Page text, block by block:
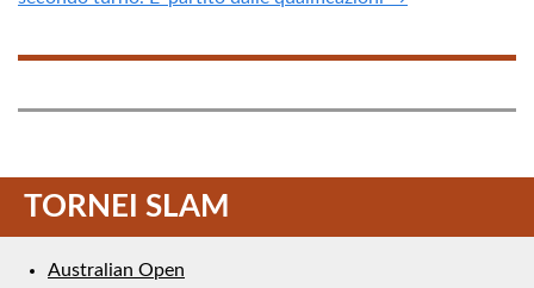
TORNEI SLAM
Australian Open